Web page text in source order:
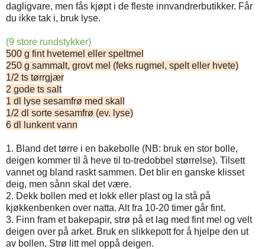
dagligvare, men fås kjøpt i de fleste innvandrerbutikker. Får
du ikke tak i, bruk lyse.
(9 store rundstykker)
500 g fint hvetemel eller speltmel
250 g sammalt, grovt mel (feks rugmel, spelt eller hvete)
1/2 ts tørrgjær
2 gode ts salt
1 dl lyse sesamfrø med skall
1/2 dl sorte sesamfrø (ev. lyse)
6 dl lunkent vann
1. Bland det tørre i en bakebolle (NB: bruk en stor bolle,
deigen kommer til å heve til to-tredobbel størrelse). Tilsett
vannet og bland raskt sammen. Det blir en ganske klisset
deig, men sånn skal det være.
2. Dekk bollen med et lokk eller plast og la stå på
kjøkkenbenken over natta. Alt fra 10-20 timer går fint.
3. Finn fram et bakepapir, strø på et lag med fint mel og velt
deigen over på arket. Bruk en slikkepott for å hjelpe den ut
av bollen. Strø litt mel oppå deigen.